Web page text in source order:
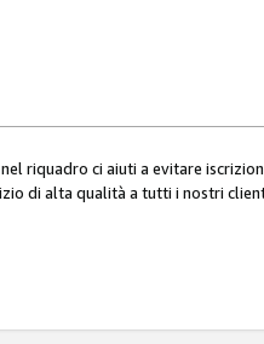
riquadro ci aiuti a evitare
di alta qualità a tutti i nostri